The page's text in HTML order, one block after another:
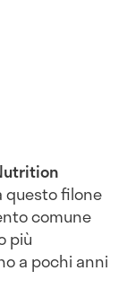
questo filone
comune
più
a pochi anni